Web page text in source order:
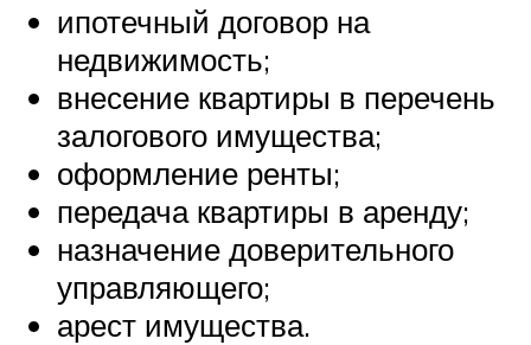
ипотечный договор на
недвижимость;
внесение квартиры в перечень
залогового имущества;
оформление ренты;
передача квартиры в аренду;
назначение доверительного
управляющего;
арест имущества.